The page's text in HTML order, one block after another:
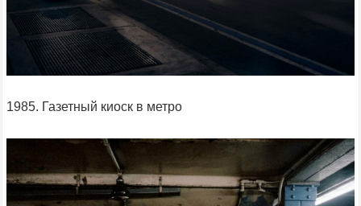
1985. Газетный киоск в метро